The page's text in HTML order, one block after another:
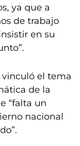
ya que a
de trabajo
en su
el tema
de la
“falta un
nacional